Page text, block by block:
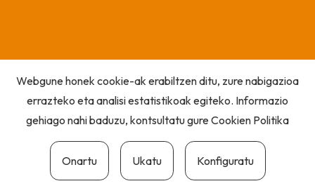
Webgune honek cookie-ak erabiltzen ditu, zure nabigazioa
errazteko eta analisi estatistikoak egiteko. Informazio
gehiago nahi baduzu, kontsultatu gureCookien Politika
Onartu Ukatu Konfiguratu